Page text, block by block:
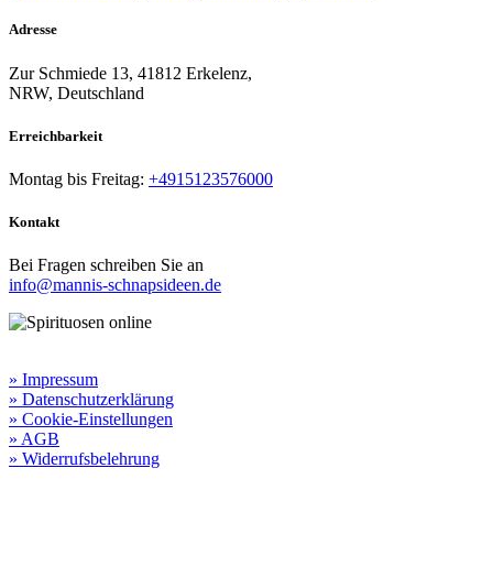
Adresse
Zur Schmiede 13, 41812 Erkelenz,
NRW, Deutschland
Erreichbarkeit​
Montag bis Freitag: +4915123576000
Kontakt
Bei Fragen schreiben Sie an
info@mannis-schnapsideen.de
» Impressum
» Datenschutzerklärung
» Cookie-Einstellungen
» AGB
» Widerrufsbelehrung